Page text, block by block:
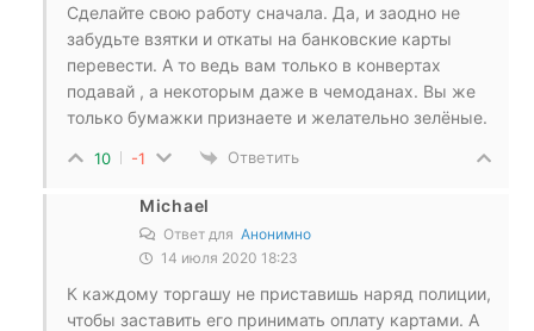
Сделайте свою работу сначала. Да, и заодно не
забудьте взятки и откаты на банковские карты
перевести. А то ведь вам только в конвертах
подавай , а некоторым даже в чемоданах. Вы же
только бумажки признаете и желательно зелёные.
10 -1 Ответить
Michael
Ответ для Анонимно
14 июля 2020 18:23
К каждому торгашу не приставишь наряд полиции,
чтобы заставить его принимать оплату картами. А